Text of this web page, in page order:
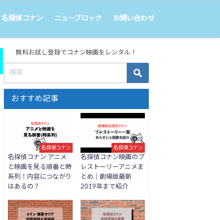
名探偵コナン ニューブロック お問い合わせ
無料お試し登録でコナン映画をレンタル！
おすすめ記事
名探偵コナン
名探偵コナン アニメ
と映画を見る順番と時
系列！内容につながり
はあるの？
名探偵コナン
名探偵コナン映画のプ
レストーリーアニメま
とめ｜劇場版最新
2019年まで紹介